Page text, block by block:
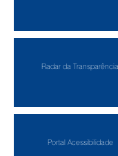
Radar da Transparência
Portal Acessibilidade